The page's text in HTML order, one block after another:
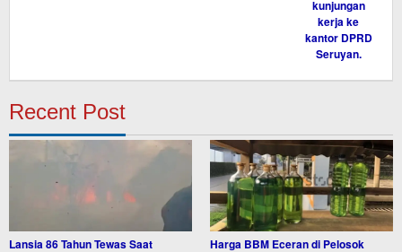
Recent Post
Lansia 86 Tahun Tewas Saat
Harga BBM Eceran di Pelosok